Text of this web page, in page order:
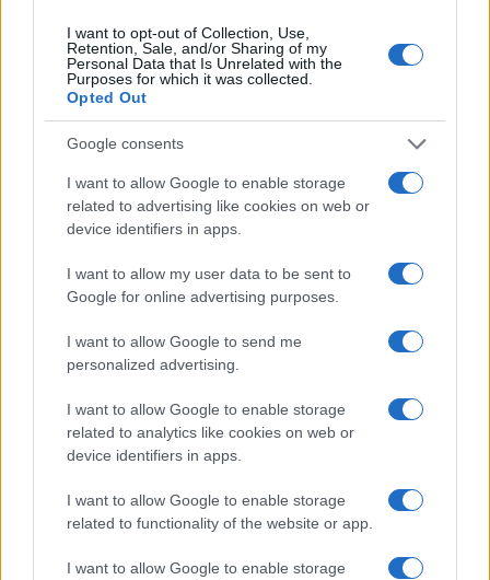
I want to opt-out of Collection, Use,
Retention, Sale, and/or Sharing of my
Personal Data that Is Unrelated with the
Purposes for which it was collected.
Opted Out
Google consents
I want to allow Google to enable storage
related to advertising like cookies on web or
device identifiers in apps.
I want to allow my user data to be sent to
Google for online advertising purposes.
I want to allow Google to send me
personalized advertising.
I want to allow Google to enable storage
related to analytics like cookies on web or
device identifiers in apps.
I want to allow Google to enable storage
related to functionality of the website or app.
I want to allow Google to enable storage
Več iz kraja Slovenj Gradec
Koroške reke so opazno upadle,
zadnja dva tedna skoraj brez
Po šestih letih se na Gmajno
vrača Dežela škratov
Brezplačna osvežitev: Skočite v
bazen v Slovenj Gradcu in na
Pol stoletja glasbe na tromeji:
zabavne glasbe